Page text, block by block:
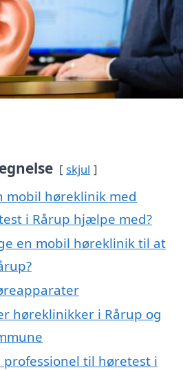
skjul
mobil høreklinik med
i Rårup hjælpe med?
en mobil høreklinik til at
høreklinikker i Rårup og
professionel til høretest i